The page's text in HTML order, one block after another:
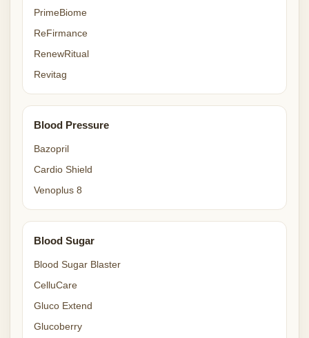
PrimeBiome
ReFirmance
RenewRitual
Revitag
Blood Pressure
Bazopril
Cardio Shield
Venoplus 8
Blood Sugar
Blood Sugar Blaster
CelluCare
Gluco Extend
Glucoberry